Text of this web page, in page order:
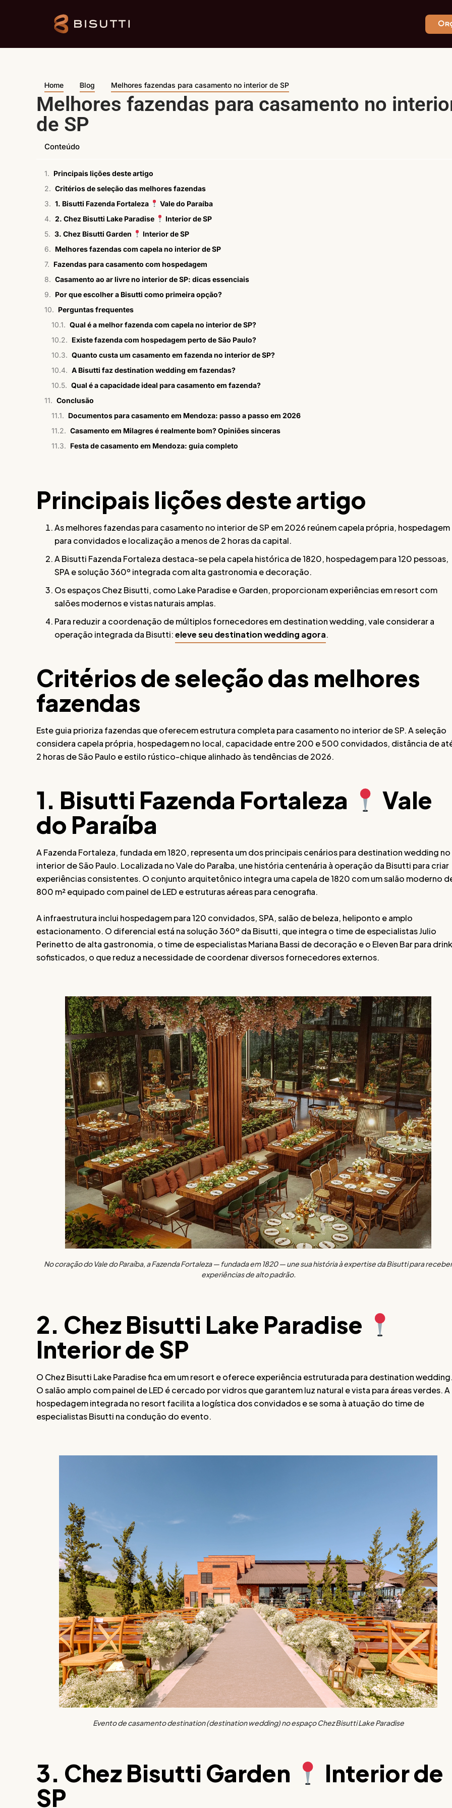
Home Blog Melhores fazendas para casamento no interior de SP
Melhores fazendas para casamento no
de SP
Conteúdo
Principais lições deste artigo
Critérios de seleção das melhores fazendas
1. Bisutti Fazenda Fortaleza
Vale do Paraíba
2. Chez Bisutti Lake Paradise
Interior de SP
3. Chez Bisutti Garden
Interior de SP
Melhores fazendas com capela no interior de SP
Fazendas para casamento com hospedagem
Casamento ao ar livre no interior de SP: dicas essenciais
Por que escolher a Bisutti como primeira opção?
Perguntas frequentes
Qual é a melhor fazenda com capela no interior de SP?
Existe fazenda com hospedagem perto de São Paulo?
Quanto custa um casamento em fazenda no interior de SP?
A Bisutti faz destination wedding em fazendas?
Qual é a capacidade ideal para casamento em fazenda?
Conclusão
Documentos para casamento em Mendoza: passo a passo em 2026
Casamento em Milagres é realmente bom? Opiniões sinceras
Festa de casamento em Mendoza: guia completo
Principais lições deste artigo
As melhores fazendas para casamento no interior de SP em 2026 reúnem capela própria, hospedagem
para convidados e localização a menos de 2 horas da capital.
A Bisutti Fazenda Fortaleza destaca-se pela capela histórica de 1820, hospedagem para 120 pessoas,
SPA e solução 360º integrada com alta gastronomia e decoração.
Os espaços Chez Bisutti, como Lake Paradise e Garden, proporcionam experiências em resort com
salões modernos e vistas naturais amplas.
Para reduzir a coordenação de múltiplos fornecedores em destination wedding, vale considerar a
operação integrada da Bisutti:eleve seu destination wedding agora.
Critérios de seleção das melhores
fazendas
Este guia prioriza fazendas que oferecem estrutura completa para casamento no interior de SP. A seleção
considera capela própria, hospedagem no local, capacidade entre 200 e 500 convidados, distância de
2 horas de São Paulo e estilo rústico-chique alinhado às tendências de 2026.
1. Bisutti Fazenda Fortaleza
Vale
do Paraíba
A Fazenda Fortaleza, fundada em 1820, representa um dos principais cenários para destination wedding no
interior de São Paulo. Localizada no Vale do Paraíba, une história centenária à operação da Bisutti para criar
experiências consistentes. O conjunto arquitetônico integra uma capela de 1820 com um salão moderno
800 m² equipado com painel de LED e estruturas aéreas para cenografia.
A infraestrutura inclui hospedagem para 120 convidados, SPA, salão de beleza, heliponto e amplo
estacionamento. O diferencial está na solução 360º da Bisutti, que integra o time de especialistas Julio
Perinetto de alta gastronomia, o time de especialistas Mariana Bassi de decoração e o Eleven Bar para
sofisticados, o que reduz a necessidade de coordenar diversos fornecedores externos.
No coração do Vale do Paraíba, a Fazenda Fortaleza — fundada em 1820 — une sua história à expertise da Bisutti para receber
experiências de alto padrão.
2. Chez Bisutti Lake Paradise
Interior de SP
O Chez Bisutti Lake Paradise fica em um resort e oferece experiência estruturada para destination
O salão amplo com painel de LED é cercado por vidros que garantem luz natural e vista para áreas verdes. A
hospedagem integrada no resort facilita a logística dos convidados e se soma à atuação do time de
especialistas Bisutti na condução do evento.
Evento de casamento destination (destination wedding) no espaço Chez Bisutti Lake Paradise
3. Chez Bisutti Garden
Interior de
SP